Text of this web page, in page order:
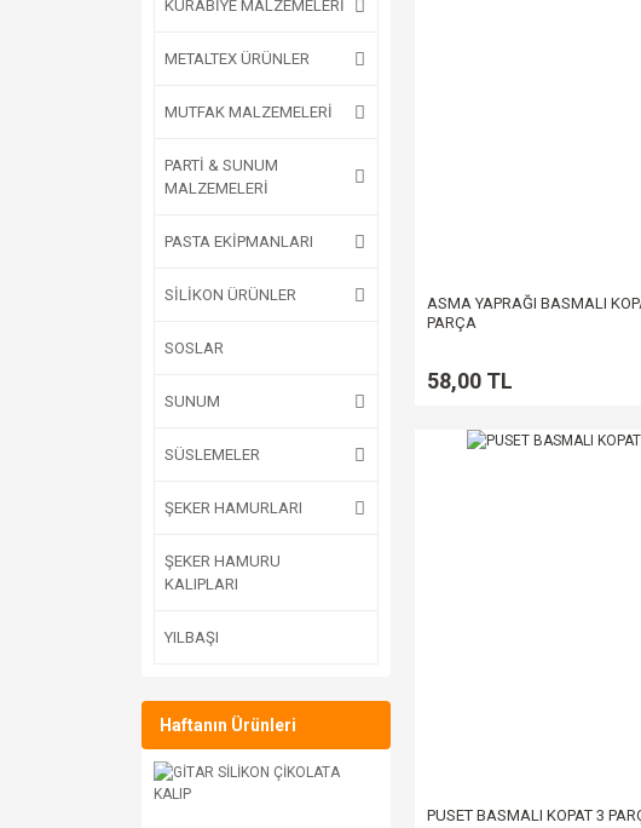
KURABİYE MALZEMELERİ
METALTEX ÜRÜNLER
MUTFAK MALZEMELERİ
PARTİ & SUNUM
MALZEMELERİ
PASTA EKİPMANLARI
SİLİKON ÜRÜNLER
SOSLAR
SUNUM
SÜSLEMELER
ŞEKER HAMURLARI
ŞEKER HAMURU
KALIPLARI
YILBAŞI
Haftanın Ürünleri
ASMA YAPRAĞI BASMALI
PARÇA
58,00 TL
PUSET BASMALI KOPAT 3